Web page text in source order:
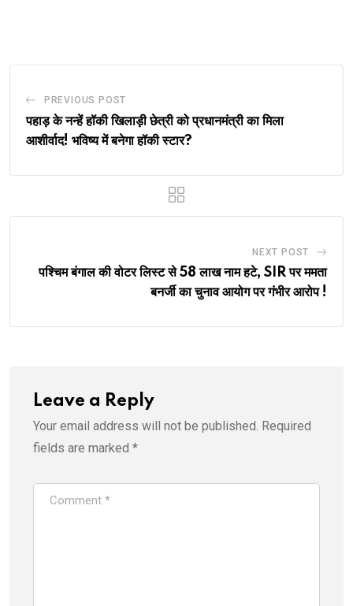
PREVIOUS POST
पहाड़ के नन्हें हॉकी खिलाड़ी छेत्री को प्रधानमंत्री का मिला
आशीर्वाद! भविष्य में बनेगा हॉकी स्टार?
NEXT POST
पश्चिम बंगाल की वोटर लिस्ट से 58 लाख नाम हटे, SIR पर ममता
बनर्जी का चुनाव आयोग पर गंभीर आरोप !
Leave a Reply
Your email address will not be published. Required
fields are marked *